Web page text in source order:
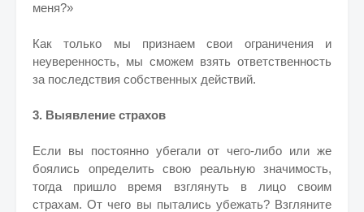
меня?»
Как только мы признаем свои ограничения и
неуверенность, мы сможем взять ответственность
за последствия собственных действий.
3. Выявление страхов
Если вы постоянно убегали от чего-либо или же
боялись определить свою реальную значимость,
тогда пришло время взглянуть в лицо своим
страхам. От чего вы пытались убежать? Взгляните